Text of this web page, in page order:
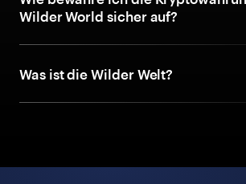
Wilder World sicher auf?
Was ist die Wilder Welt?